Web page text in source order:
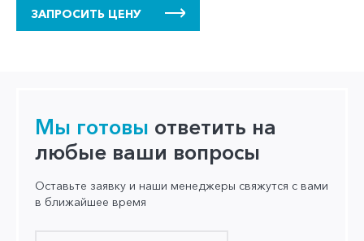
ЗАПРОСИТЬ ЦЕНУ
Мы готовы ответить на
любые ваши вопросы
Оставьте заявку и наши менеджеры свяжутся с вами
в ближайшее время